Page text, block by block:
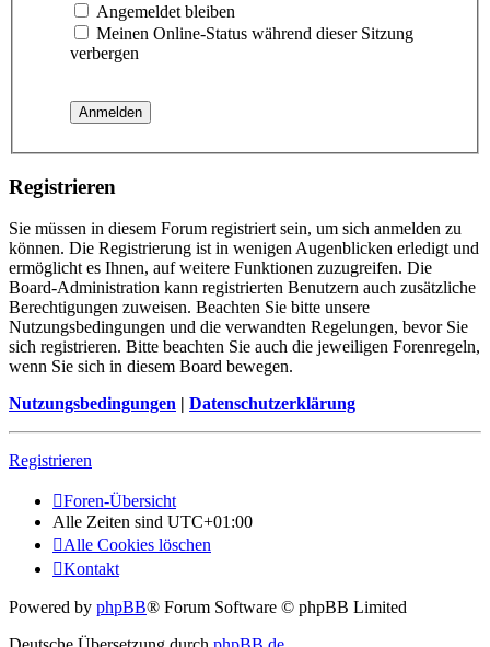
Angemeldet bleiben
Meinen Online-Status während dieser Sitzung
verbergen
Registrieren
Sie müssen in diesem Forum registriert sein, um sich anmelden zu
können. Die Registrierung ist in wenigen Augenblicken erledigt und
ermöglicht es Ihnen, auf weitere Funktionen zuzugreifen. Die
Board-Administration kann registrierten Benutzern auch zusätzliche
Berechtigungen zuweisen. Beachten Sie bitte unsere
Nutzungsbedingungen und die verwandten Regelungen, bevor Sie
sich registrieren. Bitte beachten Sie auch die jeweiligen Forenregeln,
wenn Sie sich in diesem Board bewegen.
Nutzungsbedingungen | Datenschutzerklärung
Registrieren
Foren-Übersicht
Alle Zeiten sind UTC+01:00
Alle Cookies löschen
Kontakt
Powered by phpBB® Forum Software © phpBB Limited